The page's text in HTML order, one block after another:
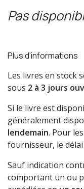
Pas
Plus d'informations
Les livres en stock
sous 2 à 3 jours
Si le livre est
généralement
lendemain. Pour
fournisseur, le
Sauf indication
comportant un ou